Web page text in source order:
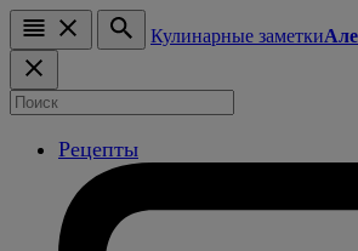
Кулинарные заметки
Рецепты